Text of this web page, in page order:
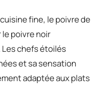
fine, le poivre de
le poivre noir
chefs étoilés
et sa sensation
adaptée aux plats